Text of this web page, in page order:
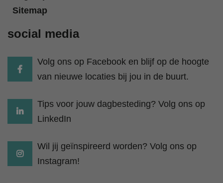
Sitemap
social media
Volg ons op Facebook en blijf op de hoogte
van nieuwe locaties bij jou in de buurt.
Tips voor jouw dagbesteding? Volg ons op
LinkedIn
Wil jij geïnspireerd worden? Volg ons op
Instagram!